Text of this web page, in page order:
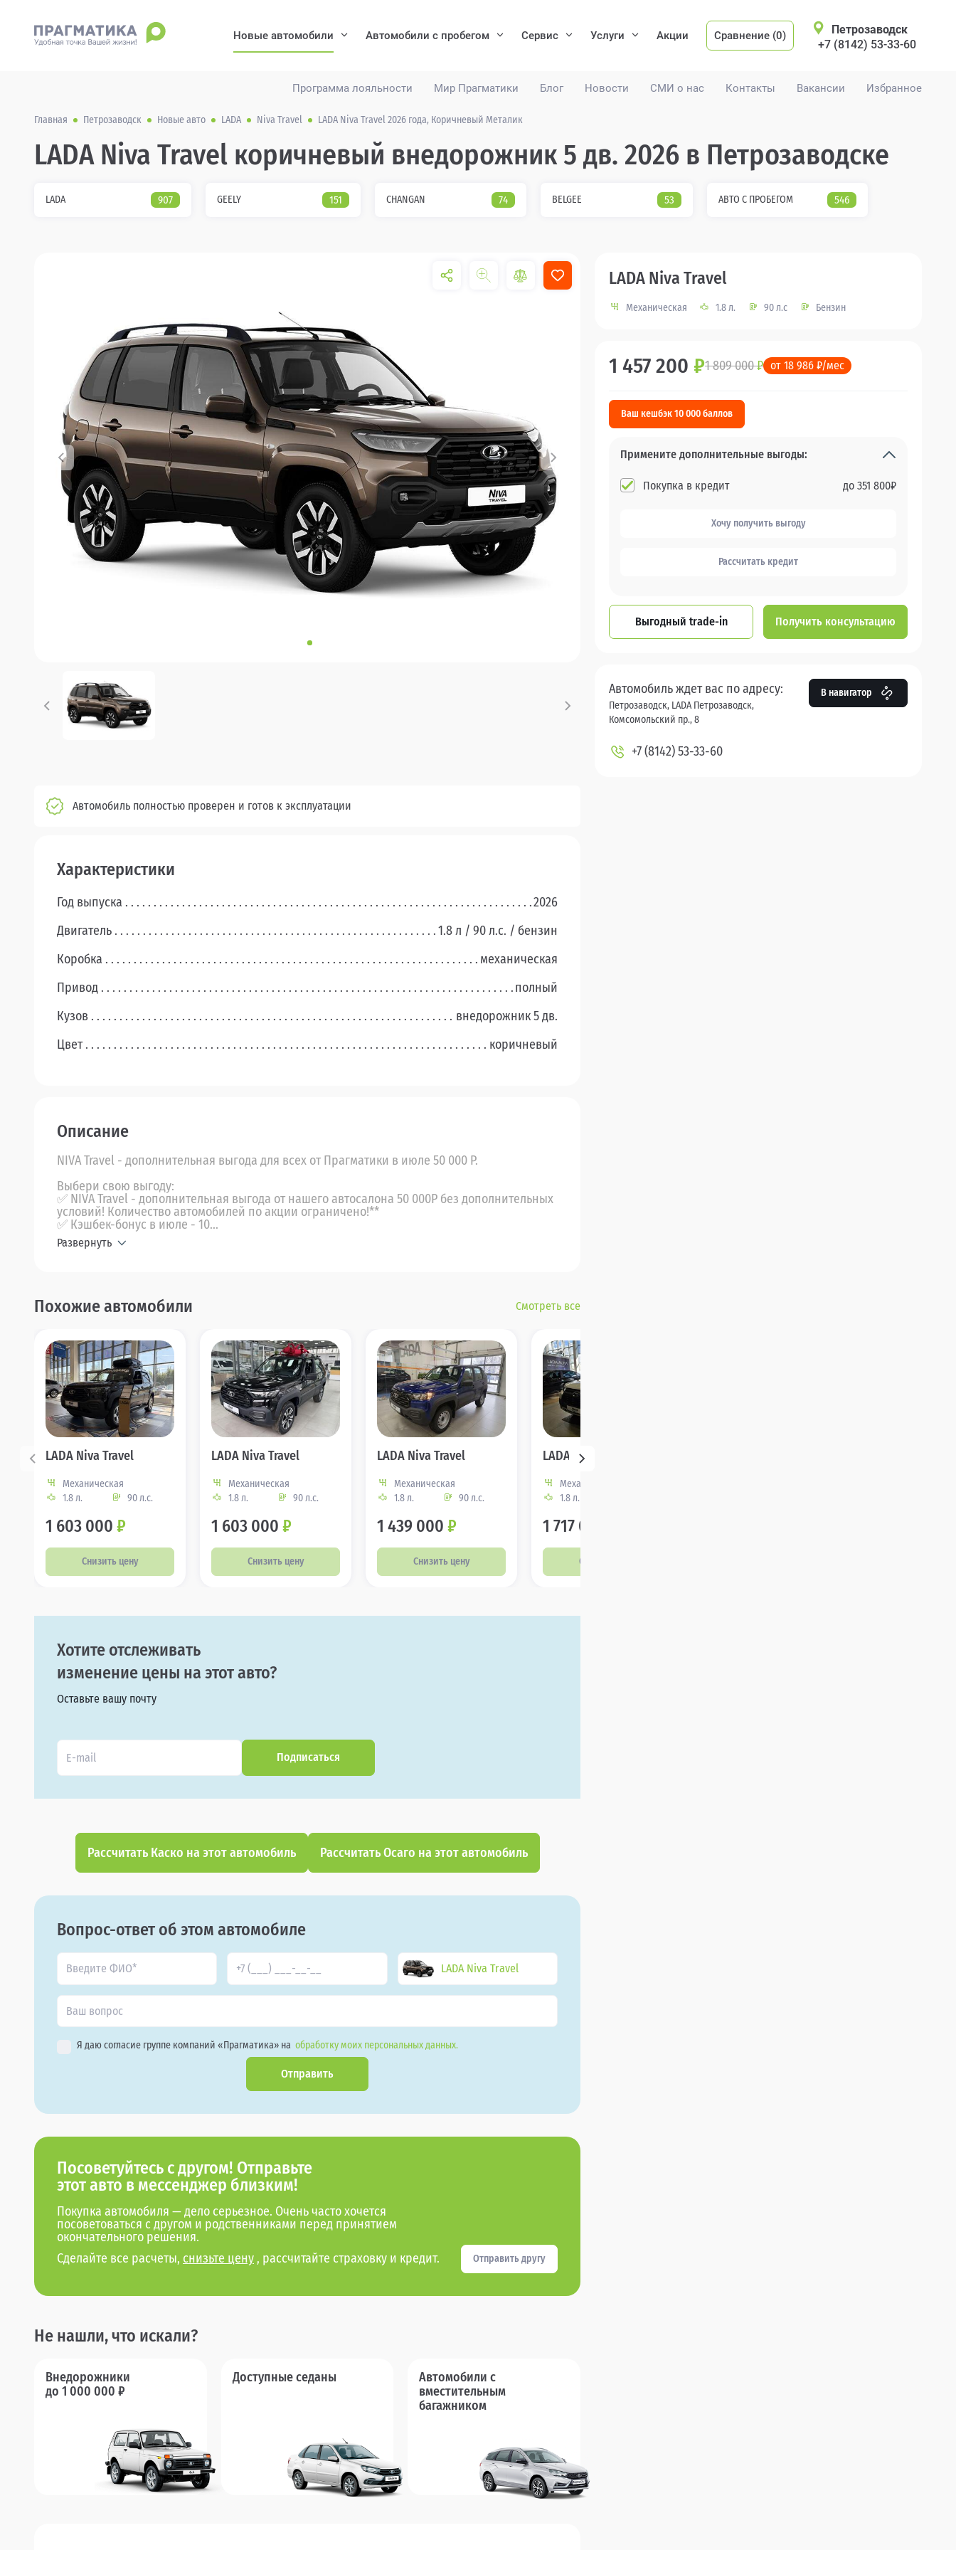
Программа лояльности Мир Прагматики Блог Новости СМИ о нас Контакты Вакансии Избранное
Новые автомобили Автомобили с пробегом Сервис Услуги Акции Сравнение (0)
Петрозаводск
+7 (8142) 53-33-60
Главная Петрозаводск Новые авто LADA Niva Travel LADA Niva Travel 2026 года, Коричневый Металик
LADA Niva Travel коричневый внедорожник 5 дв. 2026 в Петрозаводске
LADA 907 GEELY 151 CHANGAN 74 BELGEE 53 АВТО С ПРОБЕГОМ 546
Автомобиль полностью проверен и готов к эксплуатации
Характеристики
Год выпуска
2026
Двигатель
1.8 л / 90 л.c. / бензин
Коробка
механическая
Привод
полный
Кузов
внедорожник 5 дв.
Цвет
коричневый
Описание
NIVA Travel - дополнительная выгода для всех от Прагматики в июле 50 000 Р.
Выбери свою выгоду:
✅ NIVA Travel - дополнительная выгода от нашего автосалона 50 000Р без дополнительных
условий! Количество автомобилей по акции ограничено!**
✅ Кэшбек-бонус в июле - 10...
Развернуть
Похожие автомобили Смотреть все
LADA Niva Travel
Механическая
1.8 л.
90 л.с.
1 603 000 ₽
Снизить цену
LADA Niva Travel
Механическая
1.8 л.
90 л.с.
1 603 000 ₽
Снизить цену
LADA Niva Travel
Механическая
1.8 л.
90 л.с.
1 439 000 ₽
Снизить цену
LADA Niva Travel
Механическая
1.8 л.
1 717 000
Снизить цену
Хотите отслеживать
изменение цены на этот авто?
Оставьте вашу почту
Подписаться
Рассчитать Каско на этот автомобиль Рассчитать Осаго на этот автомобиль
Вопрос-ответ об этом автомобиле
LADA Niva Travel
Я даю согласие группе компаний «Прагматика» на обработку моих персональных данных.
Отправить
Посоветуйтесь с другом! Отправьте
этот авто в мессенджер близким!
Покупка автомобиля — дело серьезное. Очень часто хочется
посоветоваться с другом и родственниками перед принятием
окончательного решения.
Сделайте все расчеты, снизьте цену , рассчитайте страховку и кредит. Отправить другу
Не нашли, что искали?
Внедорожники
до 1 000 000 ₽
Доступные седаны
Автомобили с
вместительным
багажником
LADA Niva Travel
Механическая 1.8 л. 90 л.с Бензин
1 457 200 ₽1 809 000₽ от 18 986 ₽/мес
Ваш кешбэк 10 000 баллов
Примените дополнительные выгоды:
Покупка в кредит до 351 800₽
Хочу получить выгоду
Рассчитать кредит
Выгодный trade-in Получить консультацию
Автомобиль ждет вас по адресу:
Петрозаводск, LADA Петрозаводск,
Комсомольский пр., 8
В навигатор
+7 (8142) 53-33-60